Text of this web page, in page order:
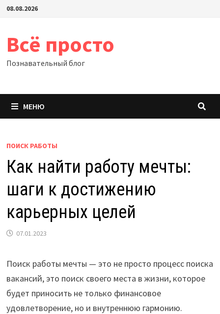
Перейти
08.08.2026
Всё просто
Познавательный блог
МЕНЮ
ПОИСК РАБОТЫ
Как найти работу мечты:
шаги к достижению
карьерных целей
07.01.2023
Поиск работы мечты — это не просто процесс поиска
вакансий, это поиск своего места в жизни, которое
будет приносить не только финансовое
удовлетворение, но и внутреннюю гармонию.